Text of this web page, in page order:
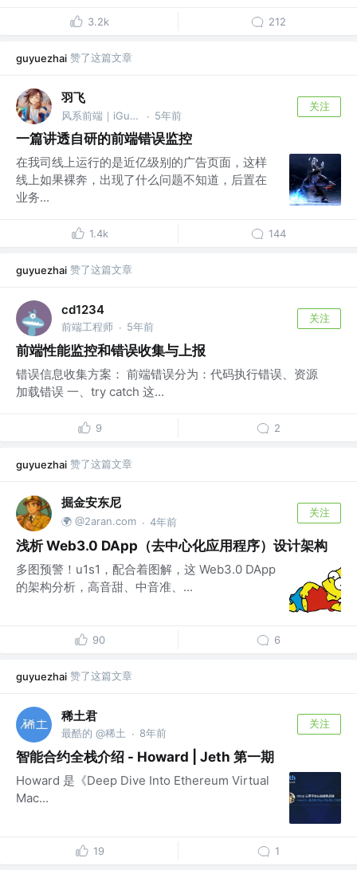
3.2k 212
guyuezhai 赞了这篇文章
羽飞
风系前端｜iGuangY · 5年前
关注
一篇讲透自研的前端错误监控
在我司线上运行的是近亿级别的广告页面，这样
线上如果裸奔，出现了什么问题不知道，后置在
业务...
1.4k 144
guyuezhai 赞了这篇文章
cd1234
前端工程师 · 5年前
关注
前端性能监控和错误收集与上报
错误信息收集方案： 前端错误分为：代码执行错误、资源
加载错误 一、try catch 这...
9 2
guyuezhai 赞了这篇文章
掘金安东尼
🌍 @2aran.com · 4年前
关注
浅析 Web3.0 DApp（去中心化应用程序）设计架构
多图预警！u1s1，配合着图解，这 Web3.0 DApp
的架构分析，高音甜、中音准、...
90 6
guyuezhai 赞了这篇文章
稀土君
最酷的 @稀土 · 8年前
关注
智能合约全栈介绍 - Howard | Jeth 第一期
Howard 是《Deep Dive Into Ethereum Virtual
Mac...
19 1